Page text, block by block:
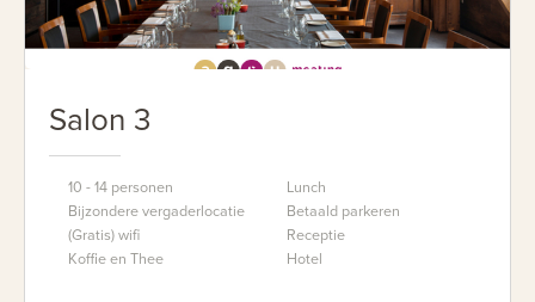
Salon 3
10 - 14 personen
Bijzondere vergaderlocatie
(Gratis) wifi
Koffie en Thee
Lunch
Betaald parkeren
Receptie
Hotel